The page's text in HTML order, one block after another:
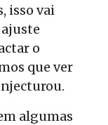
isso vai
o
que ver
algumas